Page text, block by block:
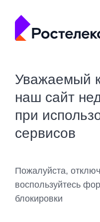
Уважаемый
наш сайт
при
сервисов
Пожалуйста,
воспользуйтесь
блокировки